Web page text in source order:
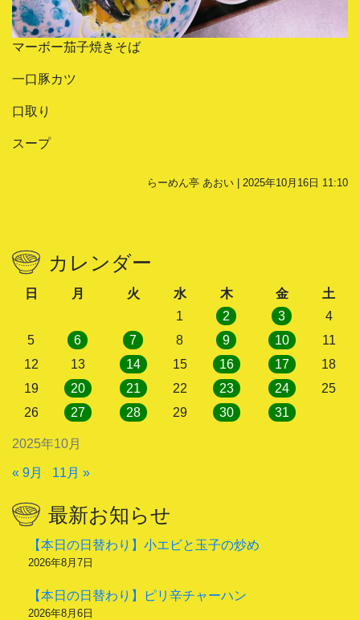
マーボー茄子焼きそば
一口豚カツ
口取り
スープ
らーめん亭 あおい | 2025年10月16日 11:10
カレンダー
2025年10月
日 月 火 水 木 金
土
1
2 3
4
5
6 7 8 9 10
11
12
13 14 15 16 17
18
19
20 21 22 23 24
25
26
27 28 29 30 31
« 9月 11月 »
最新お知らせ
【本日の日替わり】小エビと玉子の炒め
2026年8月7日
【本日の日替わり】ピリ辛チャーハン
2026年8月6日